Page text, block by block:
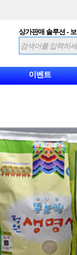
상가판매 솔루션 -
이벤트